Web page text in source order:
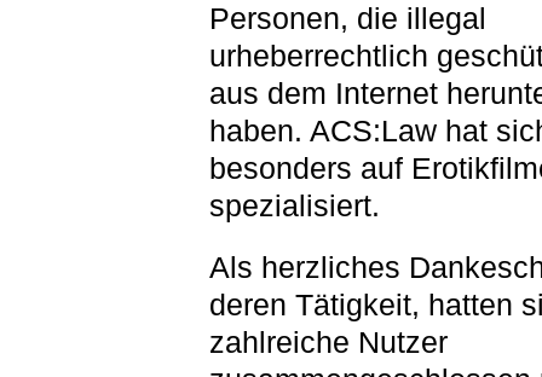
Personen, die illegal
urheberrechtlich
aus dem Internet
haben. ACS:Law hat
besonders auf
spezialisiert.
Als herzliches
deren Tätigkeit, hatten
zahlreiche Nutzer